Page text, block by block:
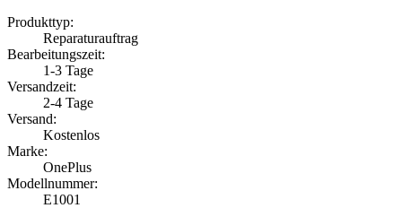
Produkttyp:
Reparaturauftrag
Bearbeitungszeit:
1-3 Tage
Versandzeit:
2-4 Tage
Versand:
Kostenlos
Marke:
OnePlus
Modellnummer:
E1001